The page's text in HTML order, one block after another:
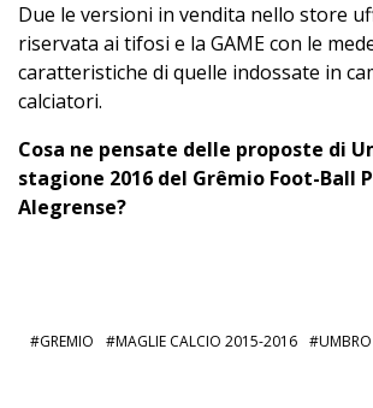
Due le versioni in vendita nello store
riservata ai tifosi e la GAME con le
caratteristiche di quelle indossate in
calciatori.
Cosa ne pensate delle proposte di
stagione 2016 del Grêmio Foot-Ball
Alegrense?
GREMIO MAGLIE CALCIO 2015-2016 UMBRO